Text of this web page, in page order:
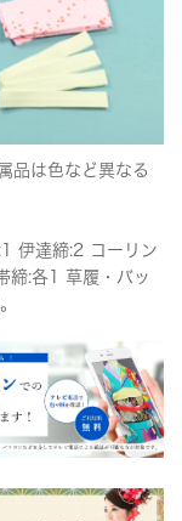
品は色など異なる
伊達締:2 コーリン
締:各1 草履・バッ